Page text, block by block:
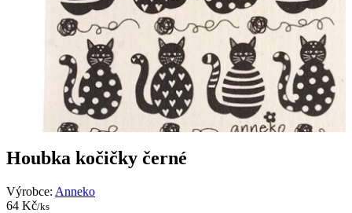
Houbka kočičky černé
Výrobce: Anneko
64 Kč/ks